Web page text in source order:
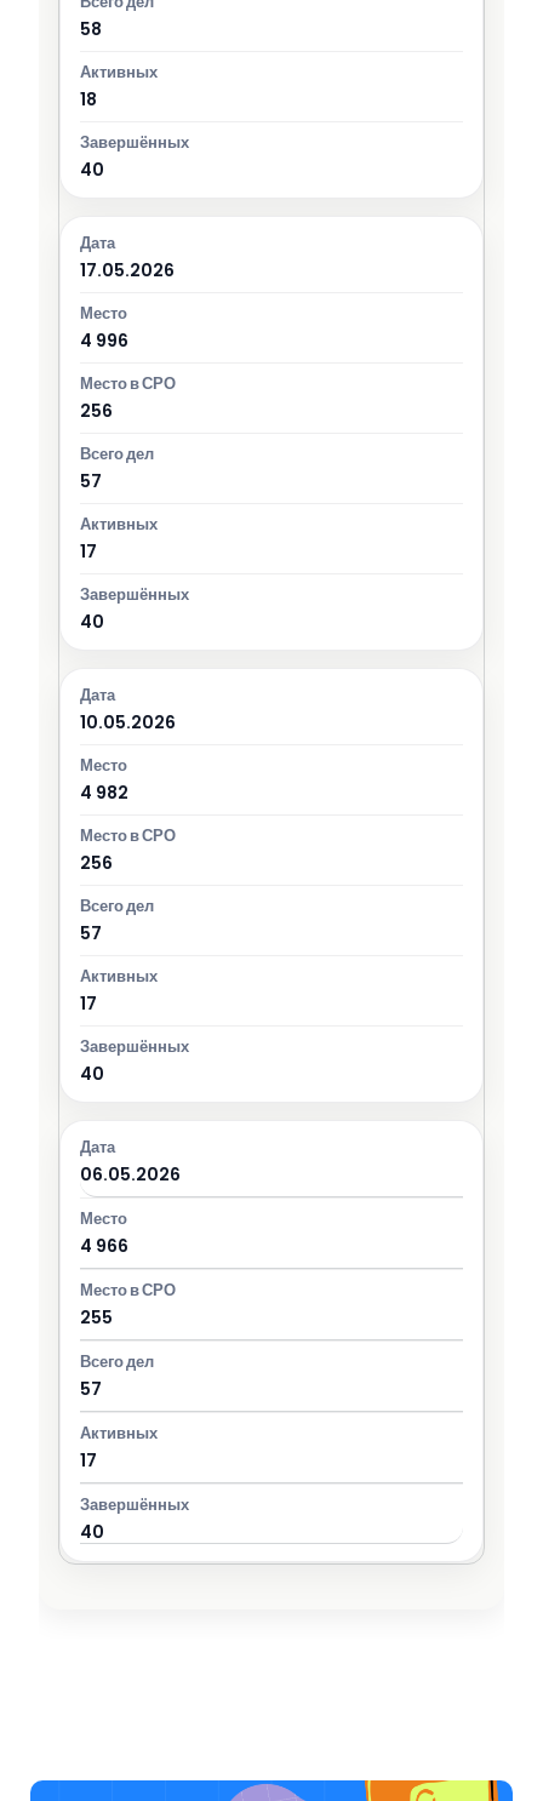
58
18
40
17.05.2026
4 996
256
57
17
40
10.05.2026
4 982
256
57
17
40
06.05.2026
4 966
255
57
17
40